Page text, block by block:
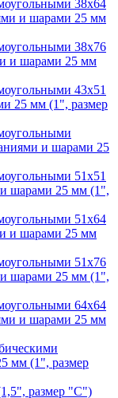
38х64
и шарами 25 мм
38х76
и шарами 25 мм
43x51
25 мм (1", размер
и шарами 25
51х51
шарами 25 мм (1",
51х64
и шарами 25 мм
51х76
шарами 25 мм (1",
64х64
и шарами 25 мм
мм (1", размер